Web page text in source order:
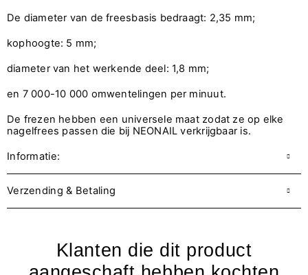
De diameter van de freesbasis bedraagt: 2,35 mm;
kophoogte: 5 mm;
diameter van het werkende deel: 1,8 mm;
en 7 000-10 000 omwentelingen per minuut.
De frezen hebben een universele maat zodat ze op elke
nagelfrees passen die bij NEONAIL verkrijgbaar is.
Informatie:
Verzending & Betaling
Klanten die dit product